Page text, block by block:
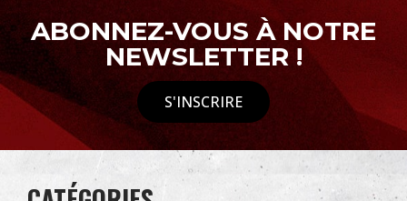
ABONNEZ-VOUS À NOTRE
NEWSLETTER !
S'INSCRIRE